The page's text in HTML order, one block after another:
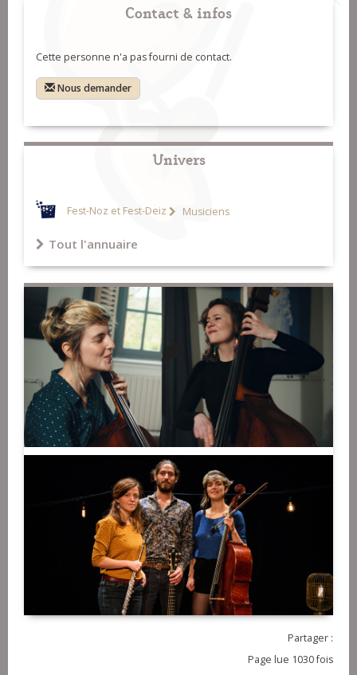
Contact & infos
Cette personne n'a pas fourni de contact.
Nous demander
Univers
Fest-Noz et Fest-Deiz Musiciens
Tout l'annuaire
Partager :
Page lue 1030 fois